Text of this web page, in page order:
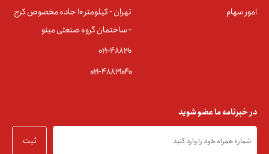
امور سهام
تهران - کیلومتر ۱۰ جاده مخصوص کرج
- ساختمان گروه صنعتی مینو
۰۲۱-۴۸۸۳0
۰۲۱-۴۸۸۳۱۰۴۰
در خبرنامه ما عضو شوید
ثبت